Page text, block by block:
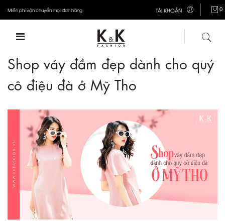
Miễn phí vận chuyển mọi đơn hàng TÀI KHOẢN 0
Shop váy đầm đẹp dành cho quý
cô điệu đà ở Mỹ Tho